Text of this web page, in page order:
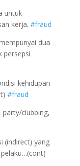
untuk
kerja. #fraud
dua
persepsi
kehidupan
#fraud
party/clubbing,
(indirect) yang